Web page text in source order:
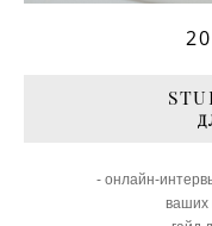
- онлайн-
ваших